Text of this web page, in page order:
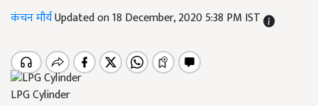
कंचन मौर्यUpdated on 18 December, 2020 5:38 PM IST
LPG Cylinder